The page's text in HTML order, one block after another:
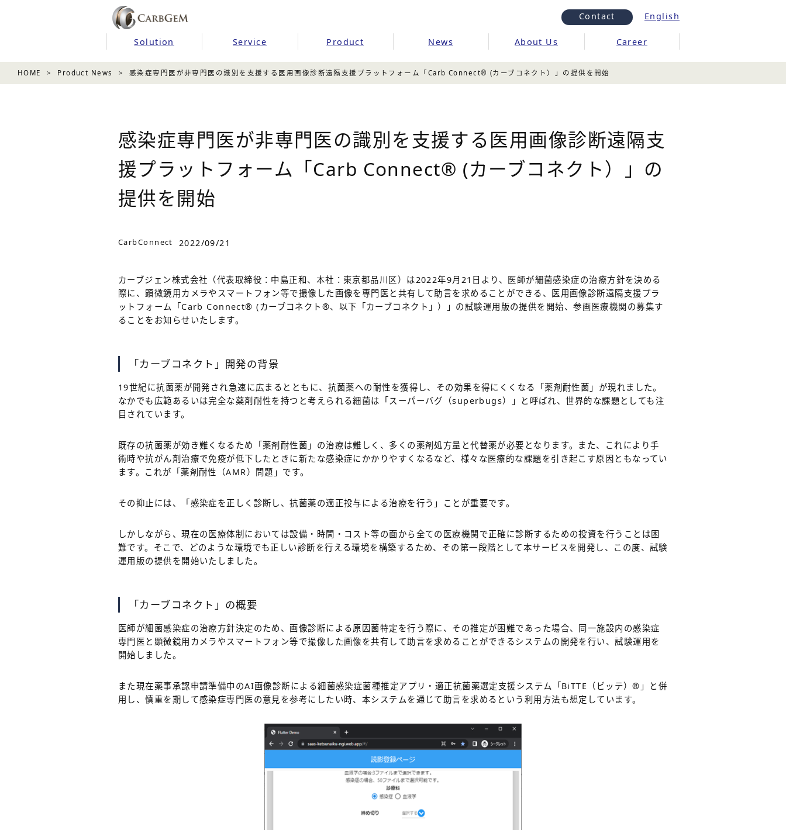
Contact English
Solution Service Product News About Us Career
HOME Product News 感染症専門医が非専門医の識別を支援する医用画像診断遠隔支援プラットフォーム「Carb Connect® (カーブコネクト）」の提供を開始
感染症専門医が非専門医の識別を支援する医用画像診断遠隔支
援プラットフォーム「Carb Connect® (カーブコネクト）」の
提供を開始
CarbConnect 2022/09/21
カーブジェン株式会社（代表取締役：中島正和、本社：東京都品川区）は2022年9月21日より、医師が細菌感染症の治療方針を決める
際に、顕微鏡用カメラやスマートフォン等で撮像した画像を専門医と共有して助言を求めることができる、医用画像診断遠隔支援プラ
ットフォーム「Carb Connect® (カーブコネクト®、以下「カーブコネクト」）」の試験運用版の提供を開始、参画医療機関の募集す
ることをお知らせいたします。
「カーブコネクト」開発の背景
19世紀に抗菌薬が開発され急速に広まるとともに、抗菌薬への耐性を獲得し、その効果を得にくくなる「薬剤耐性菌」が現れました。
なかでも広範あるいは完全な薬剤耐性を持つと考えられる細菌は「スーパーバグ（superbugs）」と呼ばれ、世界的な課題としても注
目されています。
既存の抗菌薬が効き難くなるため「薬剤耐性菌」の治療は難しく、多くの薬剤処方量と代替薬が必要となります。また、これにより手
術時や抗がん剤治療で免疫が低下したときに新たな感染症にかかりやすくなるなど、様々な医療的な課題を引き起こす原因ともなってい
ます。これが「薬剤耐性（AMR）問題」です。
その抑止には、「感染症を正しく診断し、抗菌薬の適正投与による治療を行う」ことが重要です。
しかしながら、現在の医療体制においては設備・時間・コスト等の面から全ての医療機関で正確に診断するための投資を行うことは困
難です。そこで、どのような環境でも正しい診断を行える環境を構築するため、その第一段階として本サービスを開発し、この度、試験
運用版の提供を開始いたしました。
「カーブコネクト」の概要
医師が細菌感染症の治療方針決定のため、画像診断による原因菌特定を行う際に、その推定が困難であった場合、同一施設内の感染症
専門医と顕微鏡用カメラやスマートフォン等で撮像した画像を共有して助言を求めることができるシステムの開発を行い、試験運用を
開始しました。
また現在薬事承認申請準備中のAI画像診断による細菌感染症菌種推定アプリ・適正抗菌薬選定支援システム「BiTTE（ビッテ）®」と併
用し、慎重を期して感染症専門医の意見を参考にしたい時、本システムを通じて助言を求めるという利用方法も想定しています。